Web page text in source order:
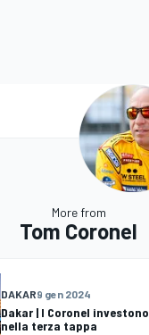
More from
Tom Coronel
DAKAR9 gen 2024
Dakar | I Coronel
nella terza tappa